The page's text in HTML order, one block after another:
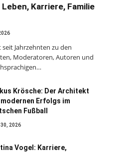
Karriere, Familie
Jahrzehnten zu den
Moderatoren, Autoren und
Krösche: Der Architekt
Erfolgs im
Fußball
30, 2026
Vogel: Karriere,